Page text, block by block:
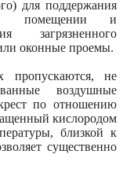
для поддержания
в помещении и
загрязненного
оконные проемы.
пропускаются, не
воздушные
по отношению
кислородом
близкой к
существенно